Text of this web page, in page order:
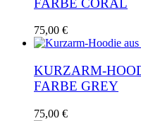
75,00 €
KURZARM-
FARBE GREY
75,00 €